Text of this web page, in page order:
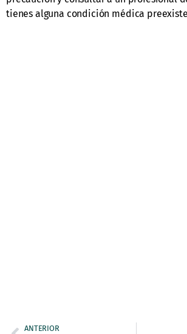
tienes alguna condición médica
ANTERIOR